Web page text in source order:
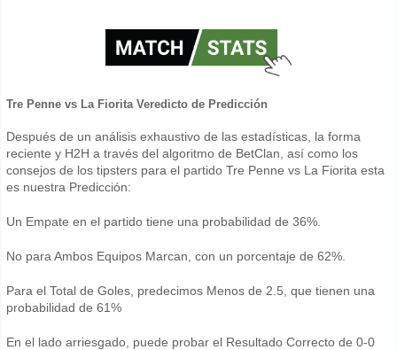
Tre Penne vs La Fiorita Veredicto de Predicción
Después de un análisis exhaustivo de las estadísticas, la forma
reciente y H2H a través del algoritmo de BetClan, así como los
consejos de los tipsters para el partido Tre Penne vs La Fiorita esta
es nuestra Predicción:
Un Empate en el partido tiene una probabilidad de 36%.
No para Ambos Equipos Marcan, con un porcentaje de 62%.
Para el Total de Goles, predecimos Menos de 2.5, que tienen una
probabilidad de 61%
En el lado arriesgado, puede probar el Resultado Correcto de 0-0